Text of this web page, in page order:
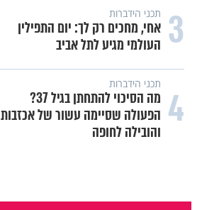
3 תכני הידברות
אחי, מחכים רק לך: יום התפילין
העולמי מגיע לתל אביב
4 תכני הידברות
מה הסיכוי להתחתן בגיל 37?
הפעולה שסיימה עשור של אכזבות
והובילה לחופה